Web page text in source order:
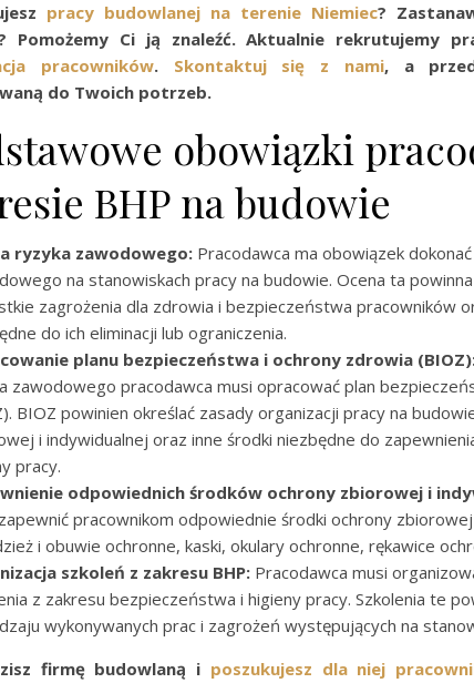
pracy budowlanej na terenie Niemiec?
Pomożemy Ci ją znaleźć. Aktualnie rekrutujemy
pracowników. Skontaktuj się z nami, a
do Twoich potrzeb.
obowiązki
BHP na budowie
ryzyka zawodowego: Pracodawca ma obowiązek
na stanowiskach pracy na budowie. Ocena ta
zagrożenia dla zdrowia i bezpieczeństwa pracowników
do ich eliminacji lub ograniczenia.
planu bezpieczeństwa i ochrony zdrowia
zawodowego pracodawca musi opracować plan
BIOZ powinien określać zasady organizacji pracy na
i indywidualnej oraz inne środki niezbędne do
pracy.
odpowiednich środków ochrony zbiorowej i
pracownikom odpowiednie środki ochrony
i obuwie ochronne, kaski, okulary ochronne, rękawice
szkoleń z zakresu BHP: Pracodawca musi
z zakresu bezpieczeństwa i higieny pracy. Szkolenia te
wykonywanych prac i zagrożeń występujących na
firmę budowlaną i poszukujesz dla niej